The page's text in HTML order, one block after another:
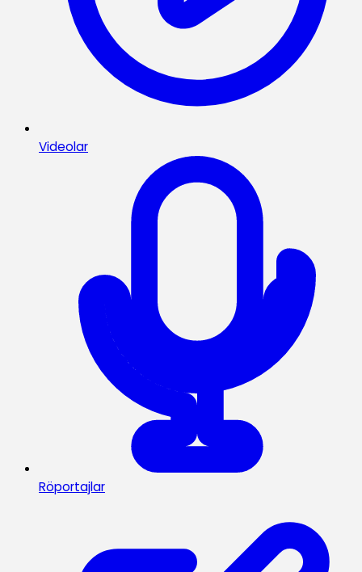
Videolar
Röportajlar